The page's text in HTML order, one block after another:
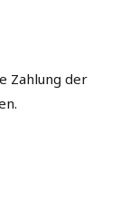
Zahlung der